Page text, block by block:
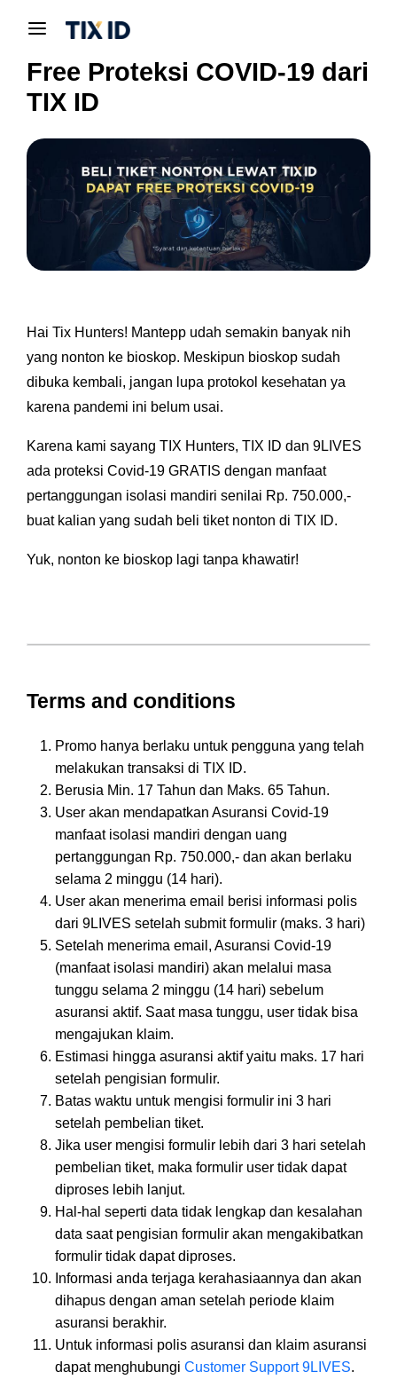
Free Proteksi COVID-19 dari
TIX ID
Hai Tix Hunters! Mantepp udah semakin banyak nih
yang nonton ke bioskop. Meskipun bioskop sudah
dibuka kembali, jangan lupa protokol kesehatan ya
karena pandemi ini belum usai.
Karena kami sayang TIX Hunters, TIX ID dan 9LIVES
ada proteksi Covid-19 GRATIS dengan manfaat
pertanggungan isolasi mandiri senilai Rp. 750.000,-
buat kalian yang sudah beli tiket nonton di TIX ID.
Yuk, nonton ke bioskop lagi tanpa khawatir!
Terms and conditions
Promo hanya berlaku untuk pengguna yang telah
melakukan transaksi di TIX ID.
Berusia Min. 17 Tahun dan Maks. 65 Tahun.
User akan mendapatkan Asuransi Covid-19
manfaat isolasi mandiri dengan uang
pertanggungan Rp. 750.000,- dan akan berlaku
selama 2 minggu (14 hari).
User akan menerima email berisi informasi polis
dari 9LIVES setelah submit formulir (maks. 3 hari)
Setelah menerima email, Asuransi Covid-19
(manfaat isolasi mandiri) akan melalui masa
tunggu selama 2 minggu (14 hari) sebelum
asuransi aktif. Saat masa tunggu, user tidak bisa
mengajukan klaim.
Estimasi hingga asuransi aktif yaitu maks. 17 hari
setelah pengisian formulir.
Batas waktu untuk mengisi formulir ini 3 hari
setelah pembelian tiket.
Jika user mengisi formulir lebih dari 3 hari setelah
pembelian tiket, maka formulir user tidak dapat
diproses lebih lanjut.
Hal-hal seperti data tidak lengkap dan kesalahan
data saat pengisian formulir akan mengakibatkan
formulir tidak dapat diproses.
Informasi anda terjaga kerahasiaannya dan akan
dihapus dengan aman setelah periode klaim
asuransi berakhir.
Untuk informasi polis asuransi dan klaim asuransi
dapat menghubungi Customer Support 9LIVES.